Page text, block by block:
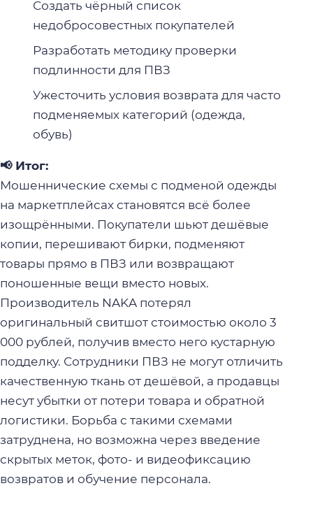
Создать чёрный список
недобросовестных покупателей
Разработать методику проверки
подлинности для ПВЗ
Ужесточить условия возврата для часто
подменяемых категорий (одежда,
обувь)
📢 Итог:
Мошеннические схемы с подменой одежды
на маркетплейсах становятся всё более
изощрёнными. Покупатели шьют дешёвые
копии, перешивают бирки, подменяют
товары прямо в ПВЗ или возвращают
поношенные вещи вместо новых.
Производитель NAKA потерял
оригинальный свитшот стоимостью около 3
000 рублей, получив вместо него кустарную
подделку. Сотрудники ПВЗ не могут отличить
качественную ткань от дешёвой, а продавцы
несут убытки от потери товара и обратной
логистики. Борьба с такими схемами
затруднена, но возможна через введение
скрытых меток, фото- и видеофиксацию
возвратов и обучение персонала.